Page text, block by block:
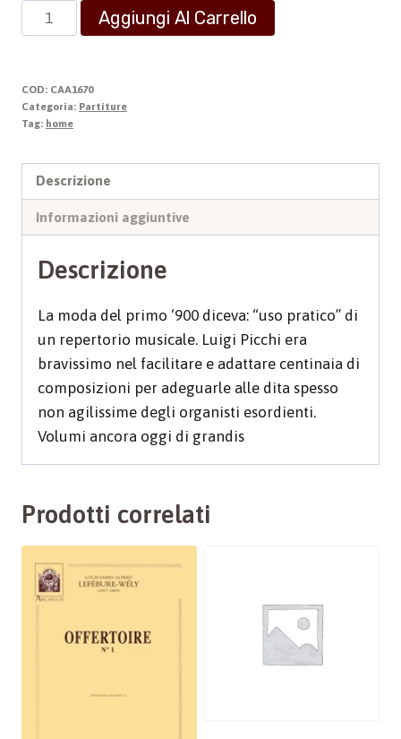
Scuola
Classica
giovane
Organista
-
quantità
Aggiungi Al Carrello
COD: CAA1670
Categoria: Partiture
Tag: home
Descrizione
Informazioni aggiuntive
Descrizione
La moda del primo ‘900 diceva: “uso pratico” di
un repertorio musicale. Luigi Picchi era
bravissimo nel facilitare e adattare centinaia di
composizioni per adeguarle alle dita spesso
non agilissime degli organisti esordienti.
Volumi ancora oggi di grandis
Prodotti correlati